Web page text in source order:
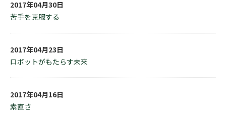
2017年04月30日
苦手を克服する
2017年04月23日
ロボットがもたらす未来
2017年04月16日
素直さ